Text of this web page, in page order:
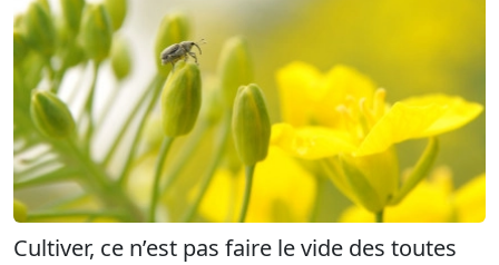
Cultiver, ce n’est pas faire le vide des toutes